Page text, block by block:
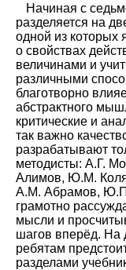
Начиная с
разделяется на
одной из которых
о свойствах
величинами и
различными
благотворно
абстрактного
критические и
так важно
разрабатывают
методисты: А.Г.
Алимов, Ю.М.
А.М. Абрамов, Ю.П.
грамотно
мысли и
шагов вперёд. На
ребятам
разделами